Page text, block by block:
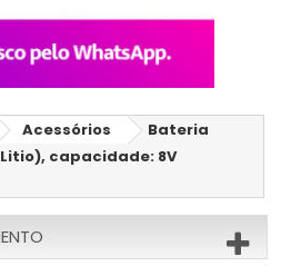
Acessórios
Bateria
capacidade: 8V